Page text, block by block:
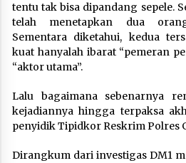
tentu tak bisa dipandang sepele.
telah menetapkan dua
Sementara diketahui, kedua
kuat hanyalah ibarat “pemeran
“aktor utama”.
Lalu bagaimana sebenarnya
kejadiannya hingga terpaksa
penyidik Tipidkor Reskrim Polres
Dirangkum dari investigas DM1